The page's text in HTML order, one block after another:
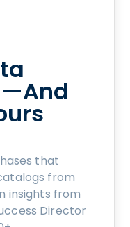
that
from
insights from
Director